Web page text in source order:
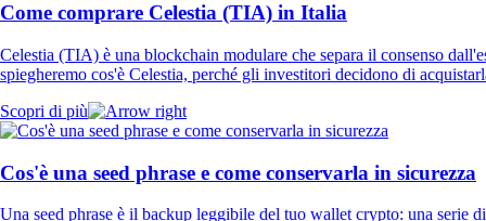
Come comprare Celestia (TIA) in Italia
Celestia (TIA) è una blockchain modulare che separa il consenso
spiegheremo cos'è Celestia, perché gli investitori decidono di
Scopri di più
Cos'è una seed phrase e come conservarla in sicurezza
Una seed phrase è il backup leggibile del tuo wallet crypto: una serie